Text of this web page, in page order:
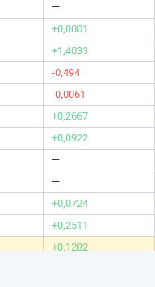
—
+0,0001
+1,4033
-0,494
-0,0061
+0,2667
+0,0922
—
—
+0,0724
+0,2511
+0,1282